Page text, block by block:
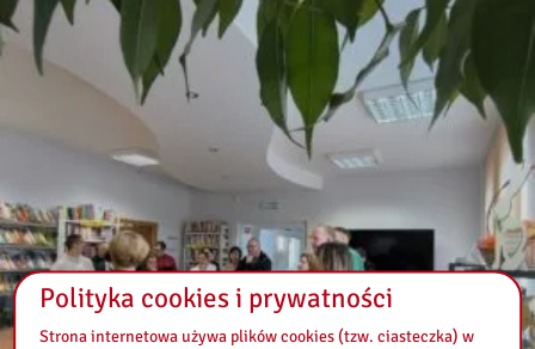
Polityka cookies i prywatności
Strona internetowa używa plików cookies (tzw. ciasteczka) w